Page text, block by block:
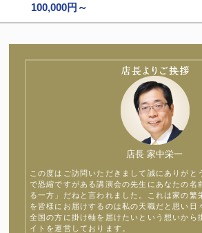
100,000円～
店長 家中栄一
この度はご訪問いただきまして誠にありがと
で恐縮ですがある講演会の先生にあなたの名
る一方」だねと言われました。これは家の繁
を皆様にお届けするのは私の天職だと思い日
全国の方に掛け軸を届けたいという想いから
イトを運営しております。